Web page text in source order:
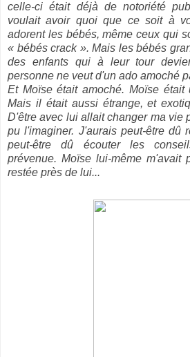
celle-ci était déjà de notoriété
voulait avoir quoi que ce soit à
adorent les bébés, même ceux qui
« bébés crack ». Mais les bébés
des enfants qui à leur tour
personne ne veut d'un ado amoché
Et Moïse était amoché. Moïse
Mais il était aussi étrange, et
D'être avec lui allait changer ma vie
pu l'imaginer. J'aurais peut-être dû
peut-être dû écouter les
prévenue. Moïse lui-même m'avait
restée près de lui...